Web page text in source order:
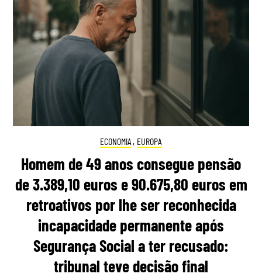
ECONOMIA , EUROPA
Homem de 49 anos consegue pensão
de 3.389,10 euros e 90.675,80 euros em
retroativos por lhe ser reconhecida
incapacidade permanente após
Segurança Social a ter recusado:
tribunal teve decisão final